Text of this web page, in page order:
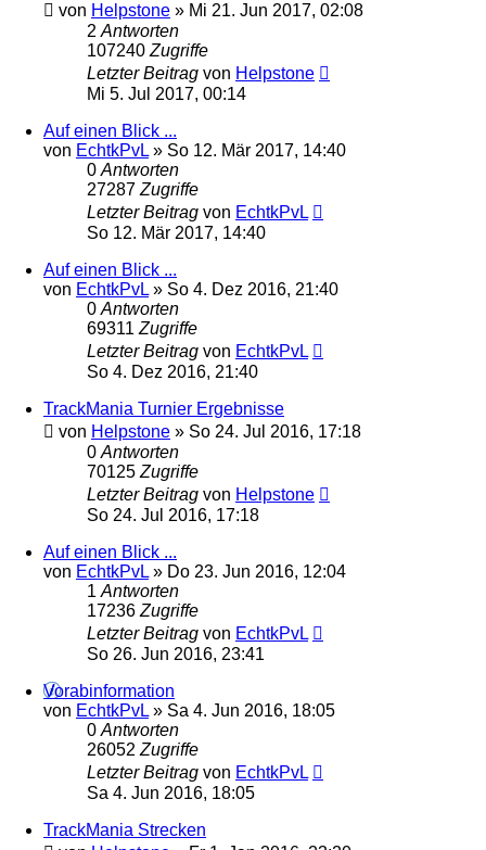
von Helpstone » Mi 21. Jun 2017, 02:08
2 Antworten
107240 Zugriffe
Letzter Beitrag von Helpstone
Mi 5. Jul 2017, 00:14
Auf einen Blick ...
von EchtkPvL » So 12. Mär 2017, 14:40
0 Antworten
27287 Zugriffe
Letzter Beitrag von EchtkPvL
So 12. Mär 2017, 14:40
Auf einen Blick ...
von EchtkPvL » So 4. Dez 2016, 21:40
0 Antworten
69311 Zugriffe
Letzter Beitrag von EchtkPvL
So 4. Dez 2016, 21:40
TrackMania Turnier Ergebnisse
von Helpstone » So 24. Jul 2016, 17:18
0 Antworten
70125 Zugriffe
Letzter Beitrag von Helpstone
So 24. Jul 2016, 17:18
Auf einen Blick ...
von EchtkPvL » Do 23. Jun 2016, 12:04
1 Antworten
17236 Zugriffe
Letzter Beitrag von EchtkPvL
So 26. Jun 2016, 23:41
Vorabinformation
von EchtkPvL » Sa 4. Jun 2016, 18:05
0 Antworten
26052 Zugriffe
Letzter Beitrag von EchtkPvL
Sa 4. Jun 2016, 18:05
TrackMania Strecken